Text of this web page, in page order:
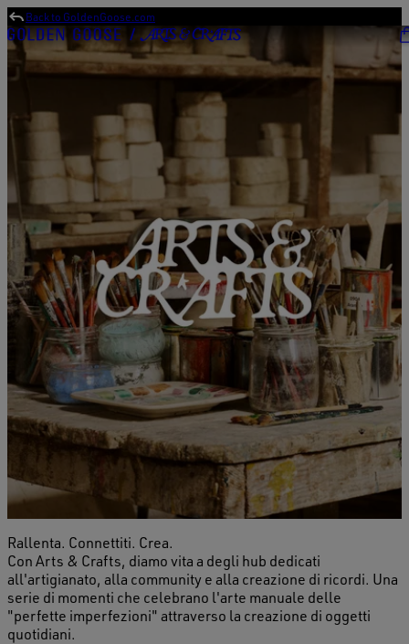
Back to GoldenGoose.com
Rallenta. Connettiti. Crea.
Con Arts & Crafts, diamo vita a degli hub dedicati
all'artigianato, alla community e alla creazione di ricordi. Una
serie di momenti che celebrano l'arte manuale delle
"perfette imperfezioni" attraverso la creazione di oggetti
quotidiani.